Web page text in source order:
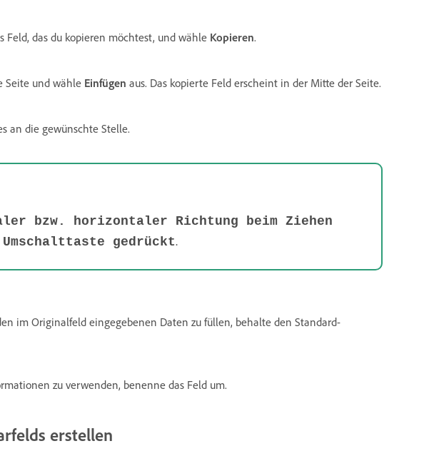
Feld, das du kopieren möchtest, und wähle Kopieren.
Seite und wähle Einfügen aus. Das kopierte Feld erscheint in der Mitte der Seite.
an die gewünschte Stelle.
bzw. horizontaler Richtung beim Ziehen
gedrückt.
im Originalfeld eingegebenen Daten zu füllen, behalte den Standard-
zu verwenden, benenne das Feld um.
erstellen